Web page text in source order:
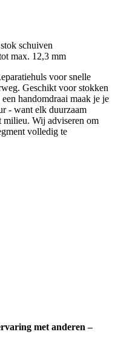
schuiven
max. 12,3 mm
voor snelle
Geschikt voor stokken
handomdraai maak je je
- want elk duurzaam
milieu. Wij adviseren om
volledig te
met anderen –